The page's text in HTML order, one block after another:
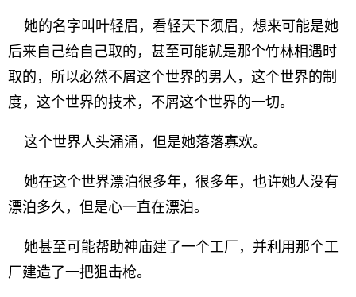
她的名字叫叶轻眉，看轻天下须眉，想来可能是她
后来自己给自己取的，甚至可能就是那个竹林相遇时
取的，所以必然不屑这个世界的男人，这个世界的制
度，这个世界的技术，不屑这个世界的一切。
这个世界人头涌涌，但是她落落寡欢。
她在这个世界漂泊很多年，很多年，也许她人没有
漂泊多久，但是心一直在漂泊。
她甚至可能帮助神庙建了一个工厂，并利用那个工
厂建造了一把狙击枪。